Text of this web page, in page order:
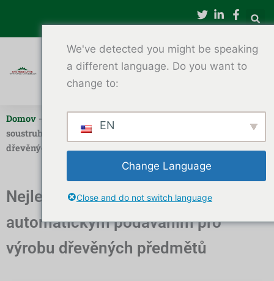
obsah
Domov - Automatický CNC soustruh na dřevo
soustruh na dřevo s automatickým podáváním pro výrobu
dřevěných předmětů
Nejlepší CNC soustruh na dřevo s
automatickým podáváním pro
výrobu dřevěných předmětů
We've detected you might be speaking
a different language. Do you want to
change to:
EN
Change Language
Close and do not switch language